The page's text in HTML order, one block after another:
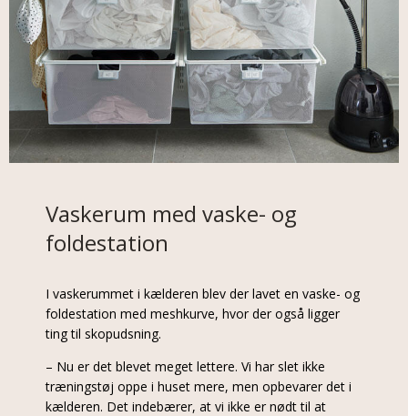
Vaskerum med vaske- og
foldestation
I vaskerummet i kælderen blev der lavet en vaske- og
foldestation med meshkurve, hvor der også ligger
ting til skopudsning.
– Nu er det blevet meget lettere. Vi har slet ikke
træningstøj oppe i huset mere, men opbevarer det i
kælderen. Det indebærer, at vi ikke er nødt til at